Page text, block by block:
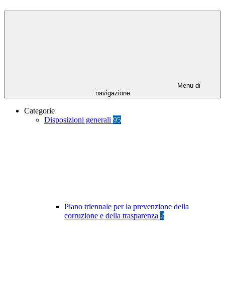
Menu di
navigazione
Categorie
Disposizioni generali 95
Piano triennale per la prevenzione della
corruzione e della trasparenza 2